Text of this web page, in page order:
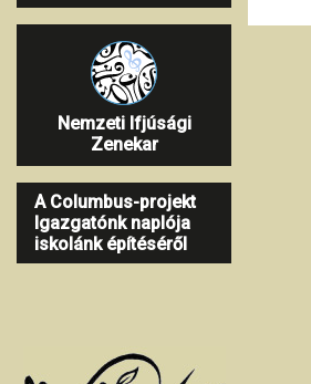
Nemzeti Ifjúsági
Zenekar
A Columbus-projekt
Igazgatónk naplója
iskolánk építéséről